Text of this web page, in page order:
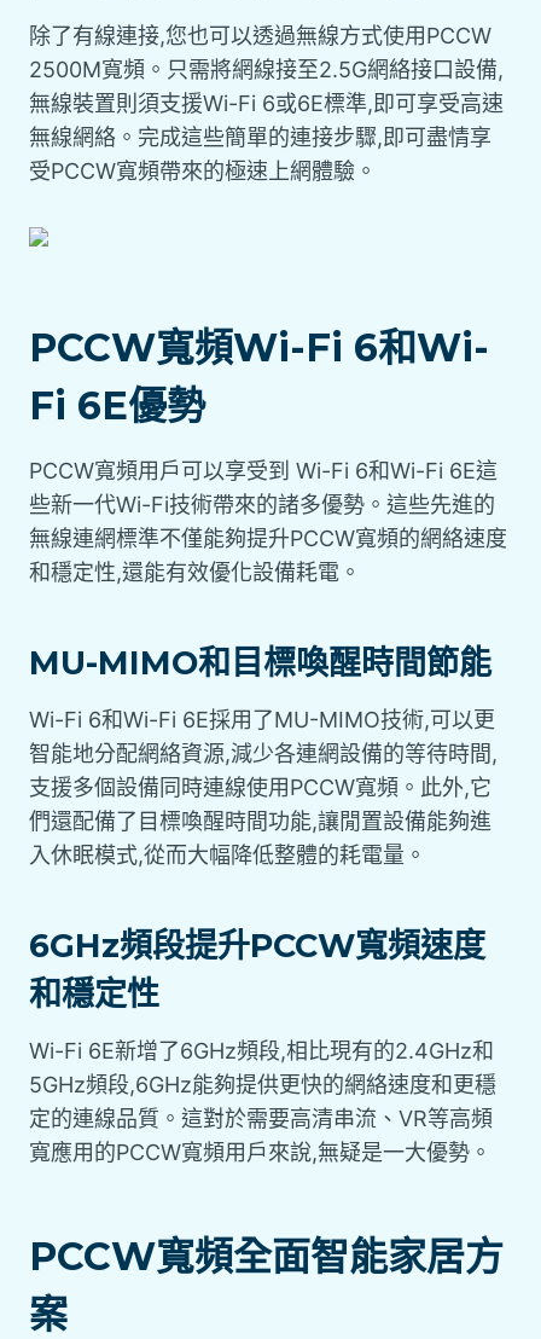
除了有線連接,您也可以透過無線方式使用PCCW
2500M寬頻。只需將網線接至2.5G網絡接口設備,
無線裝置則須支援Wi-Fi 6或6E標準,即可享受高速
無線網絡。完成這些簡單的連接步驟,即可盡情享
受PCCW寬頻帶來的極速上網體驗。
PCCW寬頻Wi-Fi 6和Wi-
Fi 6E優勢
PCCW寬頻用戶可以享受到 Wi-Fi 6和Wi-Fi 6E這
些新一代Wi-Fi技術帶來的諸多優勢。這些先進的
無線連網標準不僅能夠提升PCCW寬頻的網絡速度
和穩定性,還能有效優化設備耗電。
MU-MIMO和目標喚醒時間節能
Wi-Fi 6和Wi-Fi 6E採用了MU-MIMO技術,可以更
智能地分配網絡資源,減少各連網設備的等待時間,
支援多個設備同時連線使用PCCW寬頻。此外,它
們還配備了目標喚醒時間功能,讓閒置設備能夠進
入休眠模式,從而大幅降低整體的耗電量。
6GHz頻段提升PCCW寬頻速度
和穩定性
Wi-Fi 6E新增了6GHz頻段,相比現有的2.4GHz和
5GHz頻段,6GHz能夠提供更快的網絡速度和更穩
定的連線品質。這對於需要高清串流、VR等高頻
寬應用的PCCW寬頻用戶來說,無疑是一大優勢。
PCCW寬頻全面智能家居方
案